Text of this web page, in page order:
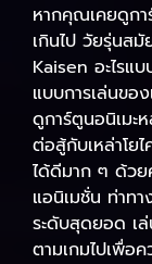
หากคุณเคยดูกา
เกินไป วัยรุ่นส
Kaisen อะไรแ
แบบการเล่นขอ
ดูการ์ตูนอนิเมะ
ต่อสู้กับเหล่าโย
ได้ดีมาก ๆ ด้วย
แอนิเมชั่น ท่าทา
ระดับสุดยอด เ
ตามเกมไปเพื่อ